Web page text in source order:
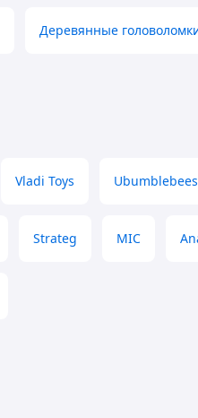
Деревянные
Vladi Toys Ubumblebees
Strateg MIC